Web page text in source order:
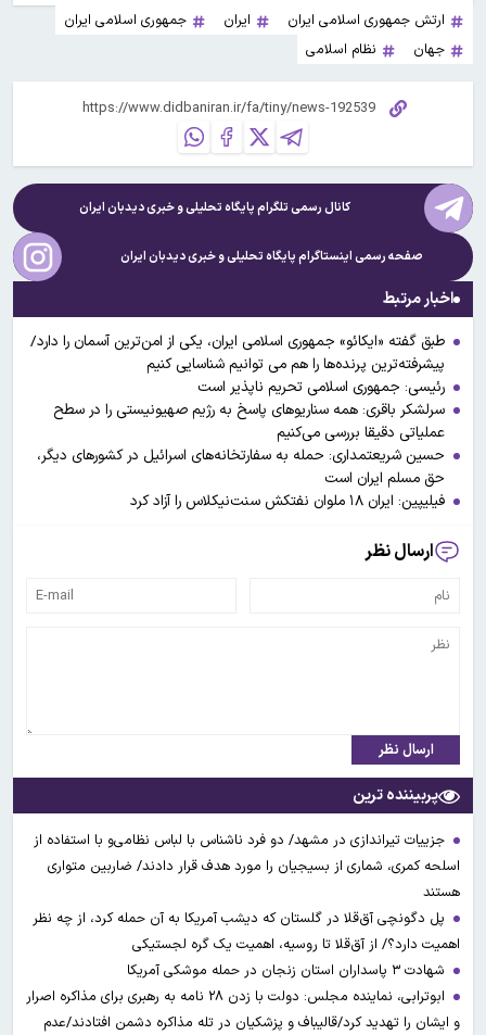
ارتش جمهوری اسلامی ایران ایران
جمهوری اسلامی ایران
جهان
نظام اسلامی
کانال رسمی تلگرام پایگاه تحلیلی و خبریدیدبان ایران
صفحه رسمی اینستاگرام پایگاه تحلیلی و خبریدیدبان ایران
اخبار مرتبط
طبق گفته «ایکائو» جمهوری اسلامی ایران، یکی از امن‌ترین آسمان را دارد/
پیشرفته‌ترین پرنده‌ها را هم می توانیم شناسایی کنیم
رئیسی: جمهوری اسلامی تحریم ناپذیر است
سرلشکر باقری: همه سناریوهای پاسخ به رژیم صهیونیستی را در سطح
عملیاتی دقیقا بررسی می‌کنیم
حسین شریعتمداری: حمله به سفارتخانه‌های اسرائیل در کشورهای دیگر،
حق مسلم ایران است
فیلیپین: ایران ۱۸ ملوان نفتکش سنت‌نیکلاس را آزاد کرد
ارسال نظر
ارسال نظر
پربیننده ترین
جزییات تیراندازی در مشهد/ دو فرد ناشناس با لباس نظامی‌و با استفاده از
اسلحه کمری، شماری از بسیجیان را مورد هدف قرار دادند/ ضاربین متواری
هستند
پل دگونچی آق‌قلا در گلستان که دیشب آمریکا به آن حمله کرد، از چه نظر
اهمیت دارد؟/ از آق‌قلا تا روسیه، اهمیت یک گره لجستیکی
شهادت ۳ ‌پاسداران استان زنجان در حمله موشکی آمریکا
ابوترابی، نماینده مجلس: دولت با زدن ۲۸ نامه به رهبری برای مذاکره اصرار
و ایشان را تهدید کرد/قالیباف و پزشکیان در تله مذاکره دشمن افتادند/عدم